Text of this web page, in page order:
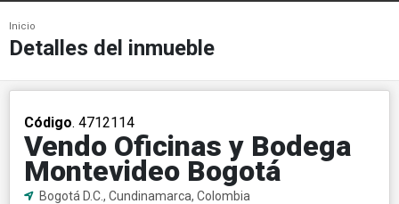
Inicio
Detalles del inmueble
Código. 4712114
Vendo Oficinas y Bodega
Montevideo Bogotá
Bogotá D.C., Cundinamarca, Colombia